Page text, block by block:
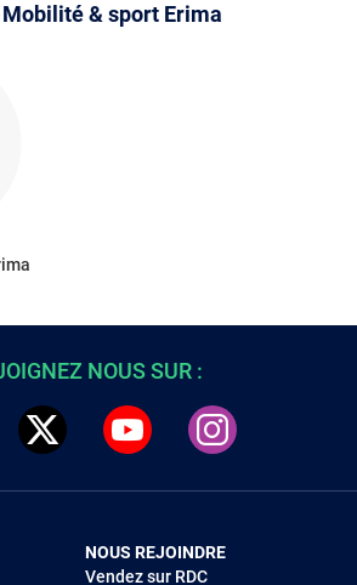
& sport Erima
NOUS SUR :
NOUS REJOINDRE
Vendez sur RDC